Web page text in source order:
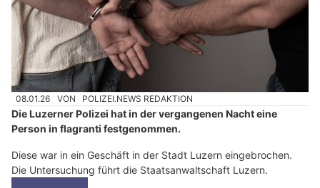
08.01.26 VON POLIZEI.NEWS REDAKTION
Die Luzerner Polizei hat in der vergangenen Nacht eine
Person in flagranti festgenommen.
Diese war in ein Geschäft in der Stadt Luzern eingebrochen.
Die Untersuchung führt die Staatsanwaltschaft Luzern.